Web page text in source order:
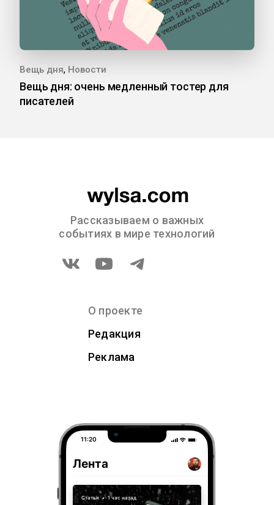
Вещь дня, Новости
Вещь дня: очень медленный тостер для
писателей
Рассказываем о важных
событиях в мире технологий
О проекте
Редакция
Реклама
11:20
Лента
Статьи • 1 час назад